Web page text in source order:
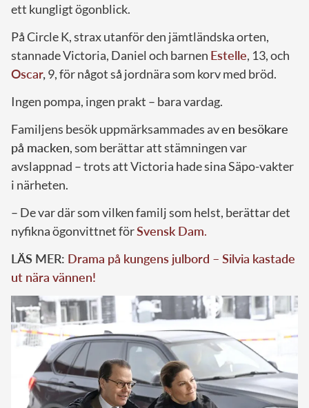
ett kungligt ögonblick.
På Circle K, strax utanför den jämtländska orten,
stannade Victoria, Daniel och barnen Estelle, 13, och
Oscar, 9, för något så jordnära som korv med bröd.
Ingen pompa, ingen prakt – bara vardag.
Familjens besök uppmärksammades aven besökare
på macken, som berättar att stämningen var
avslappnad – trots att Victoria hade sina Säpo-vakter
i närheten.
– De var där som vilken familj som helst, berättar det
nyfikna ögonvittnet förSvensk Dam.
LÄS MER: Drama på kungens julbord – Silvia kastade
ut nära vännen!